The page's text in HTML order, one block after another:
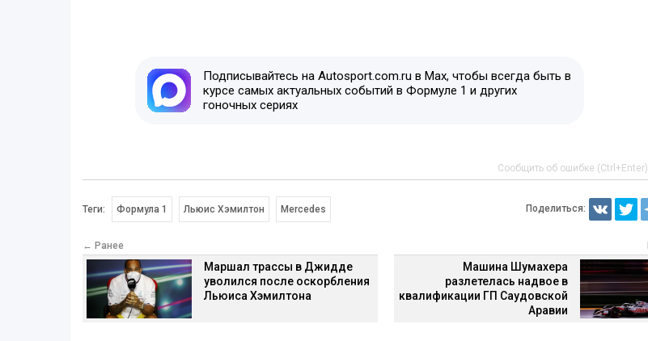
Подписывайтесь на Autosport.com.ru в Max, чтобы всегда быть в
курсе самых актуальных событий в Формуле 1 и других
гоночных сериях
Сообщить об ошибке (Ctrl+Enter)
Теги: Формула 1 Льюис Хэмилтон Mercedes Поделиться:
← Ранее
Маршал трассы в Джидде
уволился после оскорбления
Льюиса Хэмилтона
Машина Шумахера
разлетелась надвое в
квалификации ГП Саудовской
Аравии